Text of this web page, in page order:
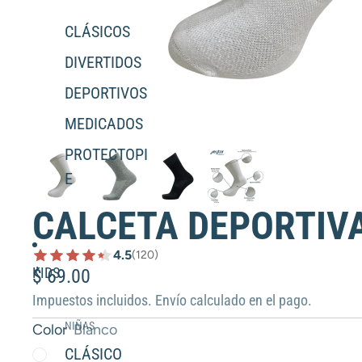
CLÁSICOS
DIVERTIDOS
DEPORTIVOS
MEDICADOS
PROTECTOPI
E
KIDS
NIÑAS
CLÁSICO
CALCETA
4.5(120)
$ 69.00
Impuestos incluidos. Envío calculado en el pago.
Color Blanco